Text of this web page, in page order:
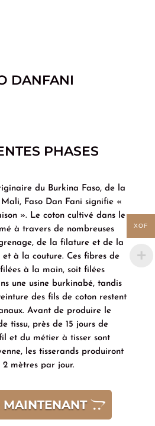
DANFANI
PHASES
du Burkina Faso, de la
Faso Dan Fani signifie «
». Le coton cultivé dans le
à travers de nombreuses
de la filature et de la
à la couture. Ces fibres de
à la main, soit filées
une usine burkinabé, tandis
des fils de coton restent
Avant de produire le
tissu, près de 15 jours de
et du métier à tisser sont
les tisserands produiront
2 mètres par jour.
MAINTENANT
XOF